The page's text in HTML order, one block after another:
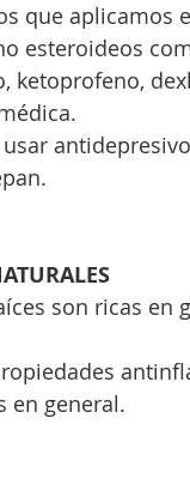
que aplicamos
ketoprofeno,
en general.